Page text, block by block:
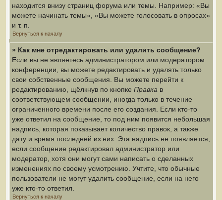
находится внизу страниц форума или темы. Например: «Вы
можете начинать темы», «Вы можете голосовать в опросах»
и т. п.
Вернуться к началу
» Как мне отредактировать или удалить сообщение?
Если вы не являетесь администратором или модератором
конференции, вы можете редактировать и удалять только
свои собственные сообщения. Вы можете перейти к
редактированию, щёлкнув по кнопке Правка в
соответствующем сообщении, иногда только в течение
ограниченного времени после его создания. Если кто-то
уже ответил на сообщение, то под ним появится небольшая
надпись, которая показывает количество правок, а также
дату и время последней из них. Эта надпись не появляется,
если сообщение редактировал администратор или
модератор, хотя они могут сами написать о сделанных
изменениях по своему усмотрению. Учтите, что обычные
пользователи не могут удалить сообщение, если на него
уже кто-то ответил.
Вернуться к началу